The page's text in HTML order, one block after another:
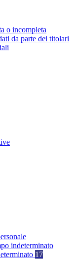
o incompleta
da parte dei titolari
indeterminato
17